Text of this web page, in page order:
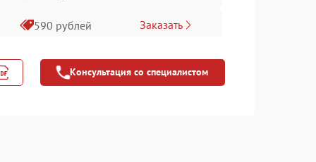
590 рублей Заказать
590 рублей Заказать
Консультация со специалистом